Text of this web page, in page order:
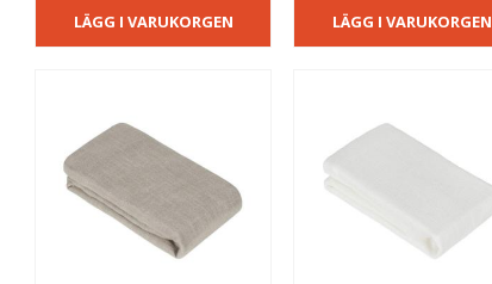
LÄGG I VARUKORGEN LÄGG I VARUKORGEN